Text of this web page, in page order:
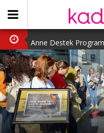
Anne Destek
Türk Halk Oyunları
Kübra Kuş “Kadınlar
Çocuklara Özel
Kübra Engellilere